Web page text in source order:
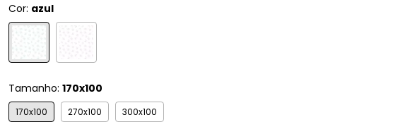
Cor: azul
Tamanho: 170x100
170x100 270x100 300x100